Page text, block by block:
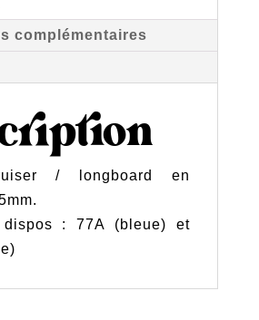
complémentaires
/ longboard en
dispos : 77A (bleue) et